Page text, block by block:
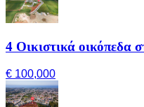
4 Οικιστικά οικόπεδα
€ 100,000